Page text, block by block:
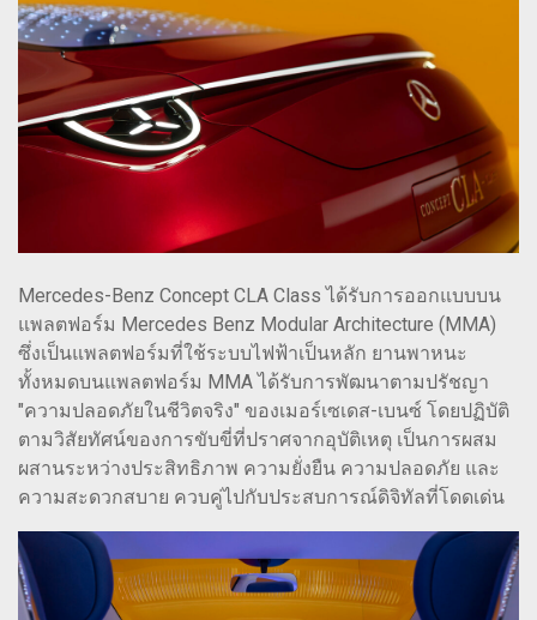
Mercedes-Benz Concept CLA Class ได้รับการออกแบบบน
แพลตฟอร์ม Mercedes Benz Modular Architecture (MMA)
ซึ่งเป็นแพลตฟอร์มที่ใช้ระบบไฟฟ้าเป็นหลัก ยานพาหนะ
ทั้งหมดบนแพลตฟอร์ม MMA ได้รับการพัฒนาตามปรัชญา
"ความปลอดภัยในชีวิตจริง" ของเมอร์เซเดส-เบนซ์ โดยปฏิบัติ
ตามวิสัยทัศน์ของการขับขี่ที่ปราศจากอุบัติเหตุ เป็นการผสม
ผสานระหว่างประสิทธิภาพ ความยั่งยืน ความปลอดภัย และ
ความสะดวกสบาย ควบคู่ไปกับประสบการณ์ดิจิทัลที่โดดเด่น